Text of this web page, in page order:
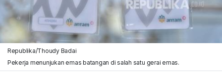
Republika/Thoudy Badai
Pekerja menunjukan emas batangan di salah satu gerai emas.